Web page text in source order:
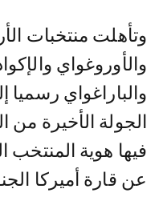
وتأهلت منتخبات
والأوروغواي
الجولة الأخيرة من
فيها هوية المنتخب
عن قارة أميركا